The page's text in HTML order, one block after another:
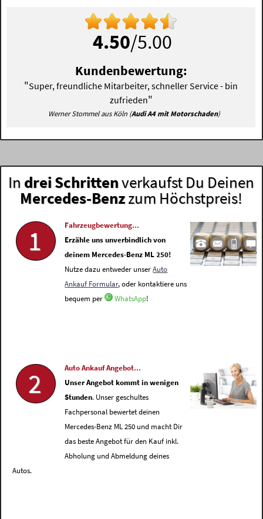
4.50/5.00
Kundenbewertung:
"Super, freundliche Mitarbeiter, schneller Service - bin
zufrieden"
Werner Stommel aus Köln (Audi A4 mit Motorschaden)
In drei Schrittenverkaufst Du Deinen
Mercedes-Benzzum Höchstpreis!
1
Fahrzeugbewertung...
Erzähle uns unverbindlich von
deinem Mercedes-Benz ML 250!
Nutze dazu entweder unserAuto
Ankauf Formular, oder kontaktiere uns
bequem per
WhatsApp!
2
Auto Ankauf Angebot...
Unser Angebot kommt in wenigen
Stunden. Unser geschultes
Fachpersonal bewertet deinen
Mercedes-Benz ML 250 und macht Dir
das beste Angebot für den Kauf inkl.
Abholung und Abmeldung deines
Autos.